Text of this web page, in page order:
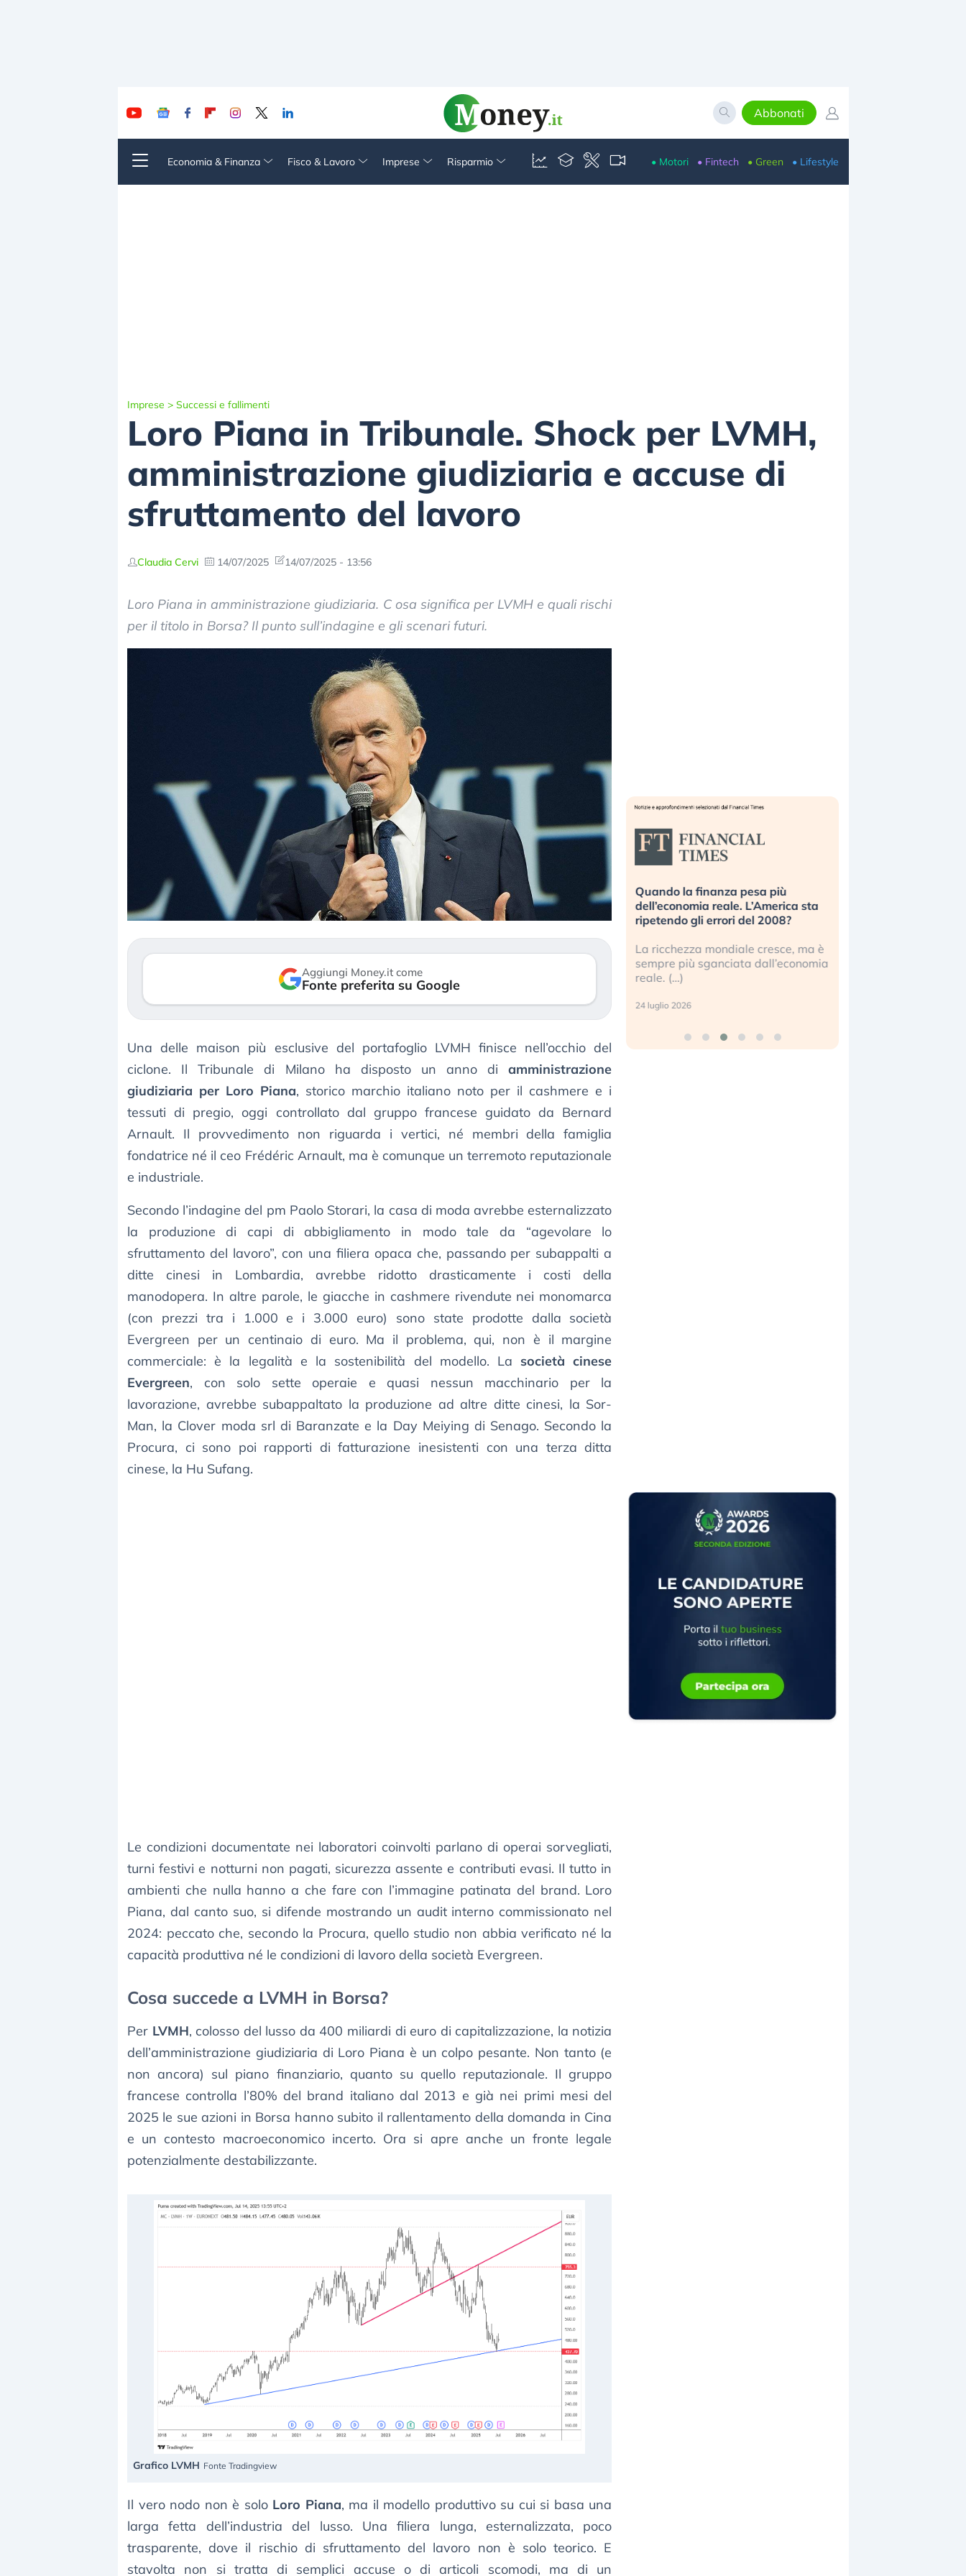
Abbonati
Economia & Finanza Fisco & Lavoro Imprese Risparmio • Motori • Fintech • Green • Lifestyle
Imprese > Successi e fallimenti
Loro Piana in Tribunale. Shock per LVMH,
amministrazione giudiziaria e accuse di
sfruttamento del lavoro
Claudia Cervi 14/07/2025 14/07/2025 - 13:56
Loro Piana in amministrazione giudiziaria. C osa significa per LVMH e quali rischi
per il titolo in Borsa? Il punto sull’indagine e gli scenari futuri.
Aggiungi Money.it come
Fonte preferita su Google
Una delle maison più esclusive del portafoglio LVMH finisce nell’occhio del
ciclone. Il Tribunale di Milano ha disposto un anno diamministrazione
giudiziaria per Loro Piana, storico marchio italiano noto per il cashmere e i
tessuti di pregio, oggi controllato dal gruppo francese guidato da Bernard
Arnault. Il provvedimento non riguarda i vertici, né membri della famiglia
fondatrice né il ceo Frédéric Arnault, ma è comunque un terremoto reputazionale
e industriale.
Secondo l’indagine del pm Paolo Storari, la casa di moda avrebbe esternalizzato
la produzione di capi di abbigliamento in modo tale da “agevolare lo
sfruttamento del lavoro”, con una filiera opaca che, passando per subappalti a
ditte cinesi in Lombardia, avrebbe ridotto drasticamente i costi della
manodopera. In altre parole, le giacche in cashmere rivendute nei monomarca
(con prezzi tra i 1.000 e i 3.000 euro) sono state prodotte dalla società
Evergreen per un centinaio di euro. Ma il problema, qui, non è il margine
commerciale: è la legalità e la sostenibilità del modello. La società cinese
Evergreen, con solo sette operaie e quasi nessun macchinario per la
lavorazione, avrebbe subappaltato la produzione ad altre ditte cinesi, la Sor-
Man, la Clover moda srl di Baranzate e la Day Meiying di Senago. Secondo la
Procura, ci sono poi rapporti di fatturazione inesistenti con una terza ditta
cinese, la Hu Sufang.
Le condizioni documentate nei laboratori coinvolti parlano di operai sorvegliati,
turni festivi e notturni non pagati, sicurezza assente e contributi evasi. Il tutto in
ambienti che nulla hanno a che fare con l’immagine patinata del brand. Loro
Piana, dal canto suo, si difende mostrando un audit interno commissionato nel
2024: peccato che, secondo la Procura, quello studio non abbia verificato né la
capacità produttiva né le condizioni di lavoro della società Evergreen.
Cosa succede a LVMH in Borsa?
Per LVMH, colosso del lusso da 400 miliardi di euro di capitalizzazione, la notizia
dell’amministrazione giudiziaria di Loro Piana è un colpo pesante. Non tanto (e
non ancora) sul piano finanziario, quanto su quello reputazionale. Il gruppo
francese controlla l’80% del brand italiano dal 2013 e già nei primi mesi del
2025 le sue azioni in Borsa hanno subito il rallentamento della domanda in Cina
e un contesto macroeconomico incerto. Ora si apre anche un fronte legale
potenzialmente destabilizzante.
Grafico LVMH Fonte Tradingview
Il vero nodo non è solo Loro Piana, ma il modello produttivo su cui si basa una
larga fetta dell’industria del lusso. Una filiera lunga, esternalizzata, poco
trasparente, dove il rischio di sfruttamento del lavoro non è solo teorico. E
stavolta non si tratta di semplici accuse o di articoli scomodi, ma di un
Dalle valutazioni estreme alla
correzione. Cosa sta guidando il
repricing degli asset?
3 agosto 2026
«La mia vita è rovinata». Investitori
in preda al panico dopo lo scoppio
della bolla AI
Kospi, mentre gli investitori retail (…)
30 luglio 2026
Quando la finanza pesa più
dell’economia reale. L’America sta
ripetendo gli errori del 2008?
La ricchezza mondiale cresce, ma è
sempre più sganciata dall’economia
reale. (…)
24 luglio 2026